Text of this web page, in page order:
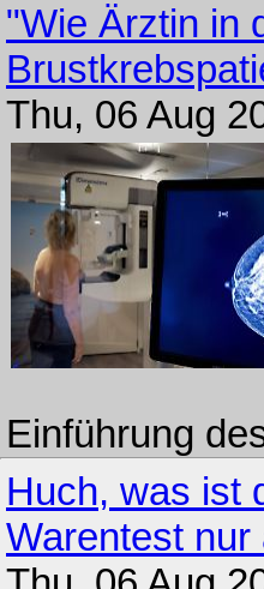
"Wie Ärztin in
Thu, 06 Aug
Einführung
Huch, was ist
Warentest nur